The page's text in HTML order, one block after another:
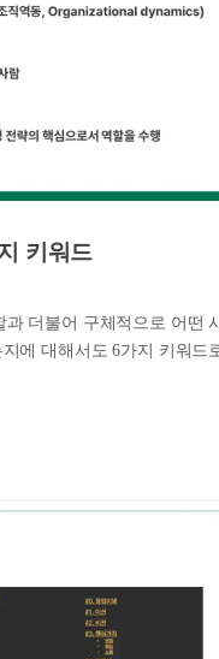
키워드
더불어 구체적으로 어떤
에 대해서도 6가지 키워드